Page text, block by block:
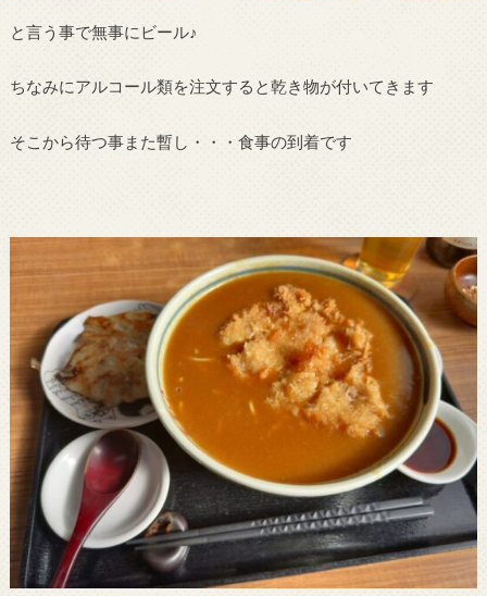
と言う事で無事にビール♪
ちなみにアルコール類を注文すると乾き物が付いてきます
そこから待つ事また暫し・・・食事の到着です